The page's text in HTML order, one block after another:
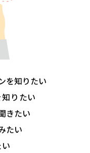
を知りたい
りたい
きたい
たい